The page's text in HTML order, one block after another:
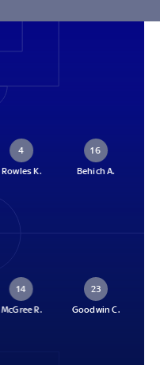
4
Rowles K.
16
Behich A.
14
McGree R.
23
Goodwin C.